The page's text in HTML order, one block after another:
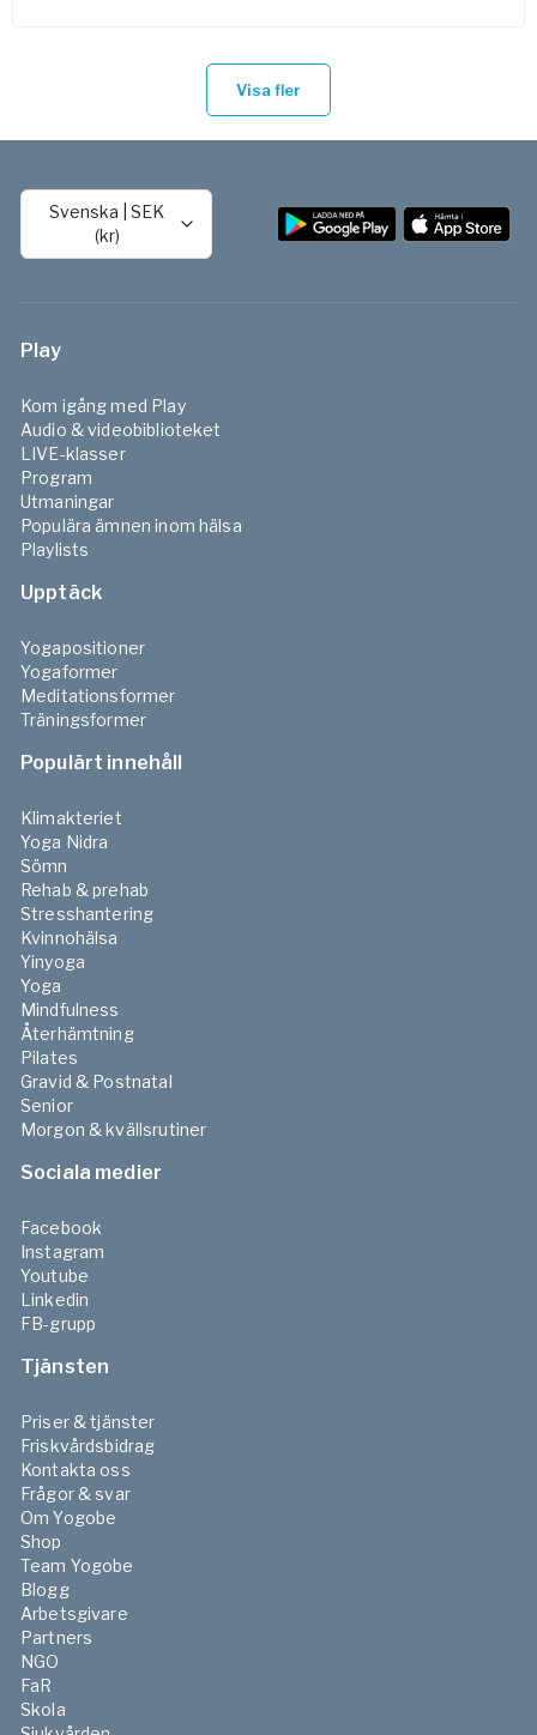
Visa fler
Svenska |SEK
(kr)
Play
Kom igång med Play
Audio & videobiblioteket
LIVE-klasser
Program
Utmaningar
Populära ämnen inom hälsa
Playlists
Upptäck
Yogapositioner
Yogaformer
Meditationsformer
Träningsformer
Populärt innehåll
Klimakteriet
Yoga Nidra
Sömn
Rehab & prehab
Stresshantering
Kvinnohälsa
Yinyoga
Yoga
Mindfulness
Återhämtning
Pilates
Gravid & Postnatal
Senior
Morgon & kvällsrutiner
Sociala medier
Facebook
Instagram
Youtube
Linkedin
FB-grupp
Tjänsten
Priser & tjänster
Friskvårdsbidrag
Kontakta oss
Frågor & svar
Om Yogobe
Shop
Team Yogobe
Blogg
Arbetsgivare
Partners
NGO
FaR
Skola